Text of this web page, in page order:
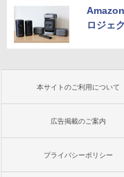
ロジェ
本サイトのご利用について
広告掲載のご案内
プライバシーポリシー